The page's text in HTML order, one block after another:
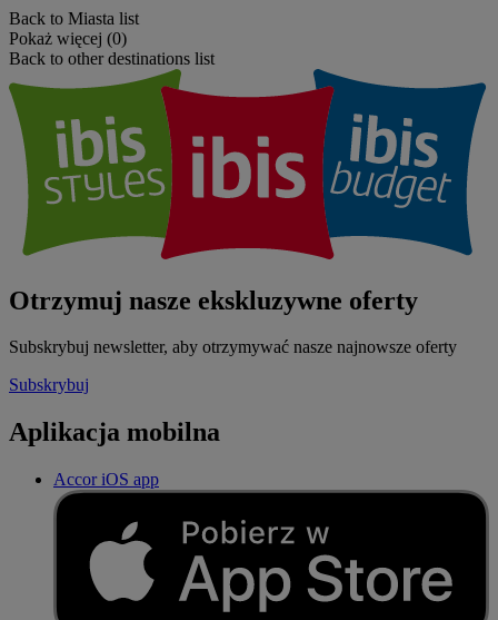
Back to Miasta list
Pokaż więcej (0)
Back to other destinations list
Otrzymuj nasze ekskluzywne oferty
Subskrybuj newsletter, aby otrzymywać nasze najnowsze oferty
Subskrybuj
Aplikacja mobilna
Accor iOS app